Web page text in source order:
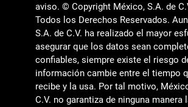
aviso. © Copyright México, S.A. de
Todos los Derechos Reservados.
S.A. de C.V. ha realizado el mayor
asegurar que los datos sean
confiables, siempre existe el riesgo
información cambie entre el tiempo
recibe y la usa. Por tal motivo,
C.V. no garantiza de ninguna manera